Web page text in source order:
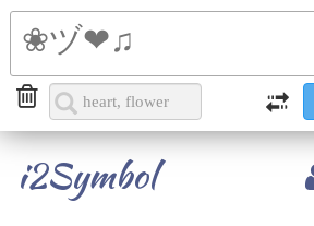
i2Symbol